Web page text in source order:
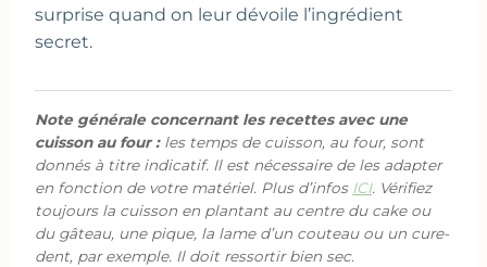
surprise quand on leur dévoile l’ingrédient
secret.
Note générale concernant les recettes avec une
cuisson au four :les temps de cuisson, au four, sont
donnés à titre indicatif. Il est nécessaire de les adapter
en fonction de votre matériel. Plus d’infos ICI. Vérifiez
toujours la cuisson en plantant au centre du cake ou
du gâteau, une pique, la lame d’un couteau ou un cure-
dent, par exemple. Il doit ressortir bien sec.